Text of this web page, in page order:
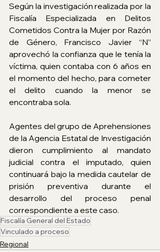
Según la investigación realizada por la
Fiscalía Especializada en Delitos
Cometidos Contra la Mujer por Razón
de Género, Francisco Javier “N”
aprovechó la confianza que le tenía la
víctima, quien contaba con 6 años en
el momento del hecho, para cometer
el delito cuando la menor se
encontraba sola.
Agentes del grupo de Aprehensiones
de la Agencia Estatal de Investigación
dieron cumplimiento al mandato
judicial contra el imputado, quien
continuará bajo la medida cautelar de
prisión preventiva durante el
desarrollo del proceso penal
correspondiente a este caso.
Fiscalía General del Estado
Vinculado a proceso
Regional